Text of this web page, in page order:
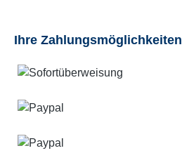
Ihre Zahlungsmöglichkeiten